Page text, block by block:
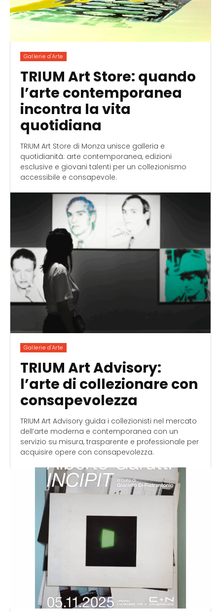
Gallerie d'Arte
TRIUM Art Store: quando
l’arte contemporanea
incontra la vita
quotidiana
TRIUM Art Store di Monza unisce galleria e
quotidianità: arte contemporanea, edizioni
esclusive e giovani talenti per un collezionismo
accessibile e consapevole.
Gallerie d'Arte
TRIUM Art Advisory:
l’arte di collezionare con
consapevolezza
TRIUM Art Advisory guida i collezionisti nel mercato
dell’arte moderna e contemporanea con un
servizio su misura, trasparente e professionale per
acquisire opere con consapevolezza.